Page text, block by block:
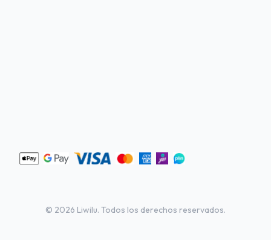
© 2026 Liwilu. Todos los derechos reservados.